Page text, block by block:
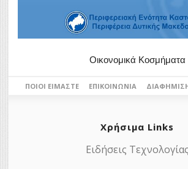
Οικονομικά Κοσμήματα
ΠΟΙΟΙ ΕΊΜΑΣΤΕ ΕΠΙΚΟΙΝΩΝΊΑ
Χρήσιμα Links
Ειδήσεις Τεχνολογίας